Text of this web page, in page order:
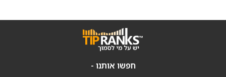
חפשו אותנו -